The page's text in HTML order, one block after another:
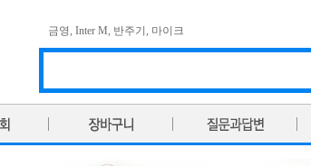
금영, Inter M, 반주기 , 마이크